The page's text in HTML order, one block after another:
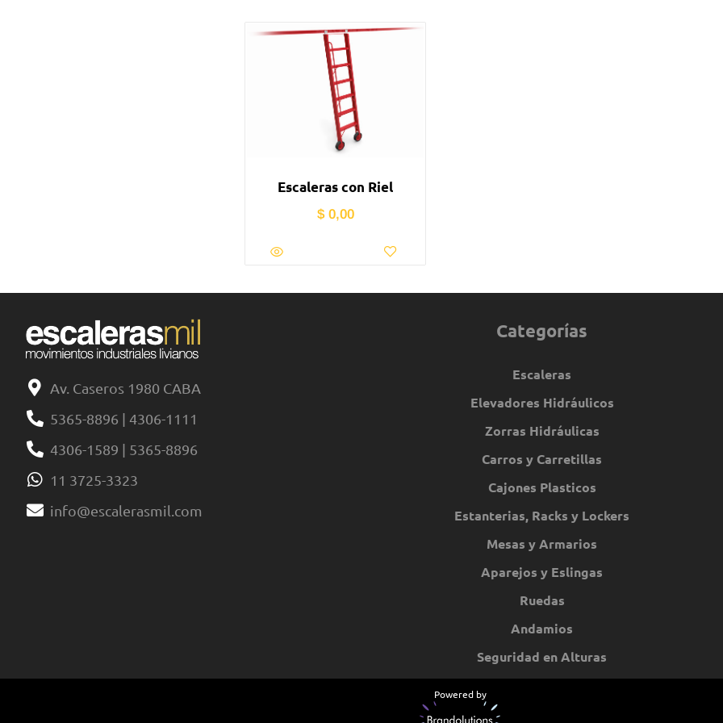
Escaleras con Riel
$0,00
Av. Caseros 1980 CABA
5365-8896 | 4306-1111
4306-1589 | 5365-8896
11 3725-3323
info@escalerasmil.com
Categorías
Escaleras
Elevadores Hidráulicos
Zorras Hidráulicas
Carros y Carretillas
Cajones Plasticos
Estanterias, Racks y Lockers
Mesas y Armarios
Aparejos y Eslingas
Ruedas
Andamios
Seguridad en Alturas
Powered by